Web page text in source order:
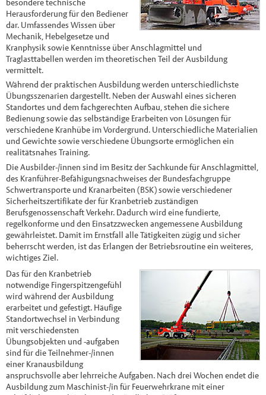
besondere technische
Herausforderung für den Bediener
dar. Umfassendes Wissen über
Mechanik, Hebelgesetze und
Kranphysik sowie Kenntnisse über Anschlagmittel und
Traglasttabellen werden im theoretischen Teil der Ausbildung
vermittelt.
Während der praktischen Ausbildung werden unterschiedlichste
Übungsszenarien dargestellt. Neben der Auswahl eines sicheren
Standortes und dem fachgerechten Aufbau, stehen die sichere
Bedienung sowie das selbständige Erarbeiten von Lösungen für
verschiedene Kranhübe im Vordergrund. Unterschiedliche Materialien
und Gewichte sowie verschiedene Übungsorte ermöglichen ein
realitätsnahes Training.
Die Ausbilder-/innen sind im Besitz der Sachkunde für Anschlagmittel,
des Kranführer-Befähigungsnachweises der Bundesfachgruppe
Schwertransporte und Kranarbeiten (BSK) sowie verschiedener
Sicherheitszertifikate der für Kranbetrieb zuständigen
Berufsgenossenschaft Verkehr. Dadurch wird eine fundierte,
regelkonforme und den Einsatzzwecken angemessene Ausbildung
gewährleistet. Damit im Ernstfall alle Tätigkeiten zügig und sicher
beherrscht werden, ist das Erlangen der Betriebsroutine ein weiteres,
wichtiges Ziel.
Das für den Kranbetrieb
notwendige Fingerspitzengefühl
wird während der Ausbildung
erarbeitet und gefestigt. Häufige
Standortwechsel in Verbindung
mit verschiedensten
Übungsobjekten und -aufgaben
sind für die Teilnehmer-/innen
einer Kranausbildung
anspruchsvolle aber lehrreiche Aufgaben. Nach drei Wochen endet die
Ausbildung zum Maschinist-/in für Feuerwehrkrane mit einer